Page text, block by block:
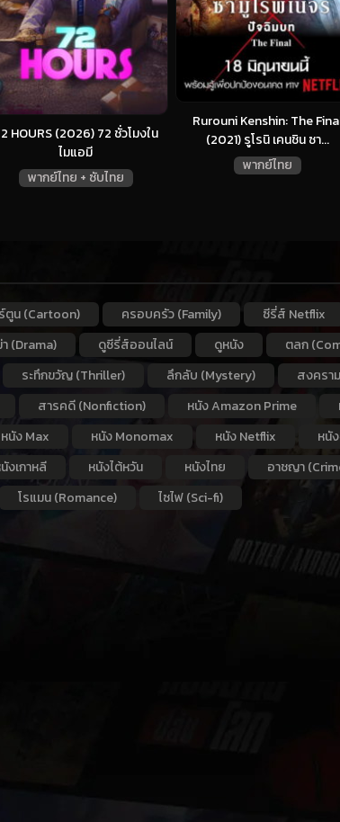
HOURS (2026) 72 ชั่วโมงใน
ไมแอมี
พากย์ไทย + ซับไทย
Rurouni Kenshin: The
(2021) รูโรนิ เคนชิน ซา...
พากย์ไทย
ตูน (Cartoon) ครอบครัว (Family) ซีรี่ส์ Netflix
(Drama) ดูซีรี่ส์ออนไลน์ ดูหนัง ตลก
ระทึกขวัญ (Thriller) ลึกลับ (Mystery)
สงครา
สารคดี (Nonfiction) หนัง Amazon Prime
หนัง Max หนัง Monomax หนัง Netflix หนั
งเกาหลี หนังไต้หวัน หนังไทย อาชญา
โรแมน (Romance) ไซไฟ (Sci-fi)